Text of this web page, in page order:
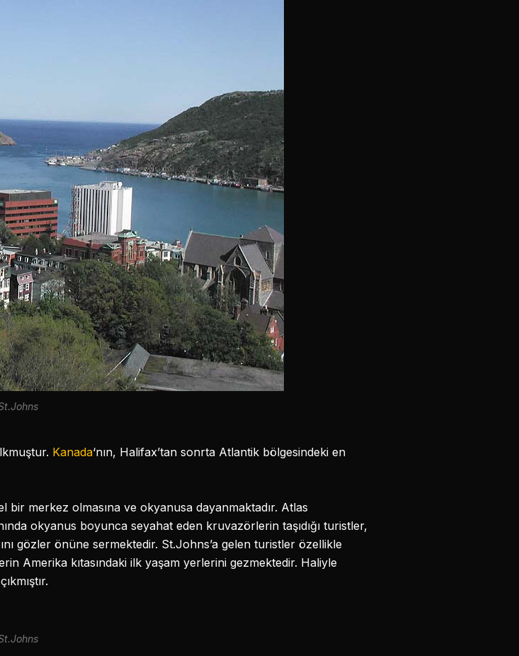
Kanada‘nın, Halifax’tan sonrta Atlantik bölgesindeki en
merkez olmasına ve okyanusa dayanmaktadır. Atlas
okyanus boyunca seyahat eden kruvazörlerin taşıdığı turistler,
gözler önüne sermektedir. St.Johns’a gelen turistler özellikle
Amerika kıtasındaki ilk yaşam yerlerini gezmektedir. Haliyle